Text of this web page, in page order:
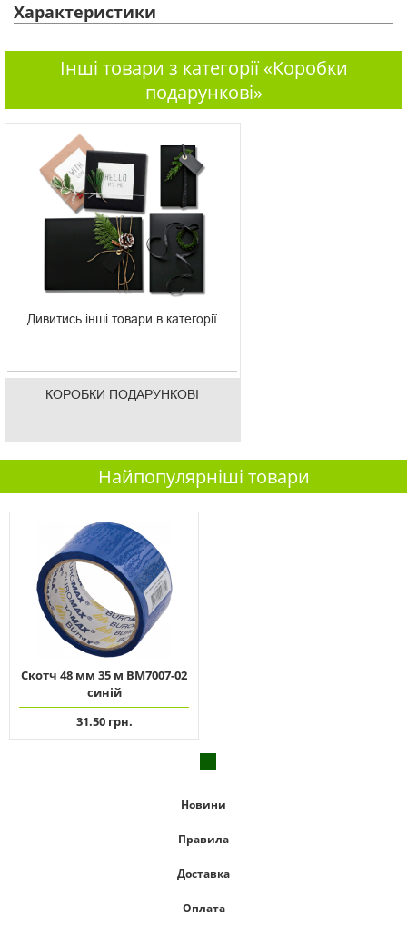
Характеристики
Інші товари з категорії «Коробки
подарункові»
Дивитись інші товари в категорії
КОРОБКИ ПОДАРУНКОВІ
Найпопулярніші товари
Скотч 48 мм 35 м ВМ7007-02
синій
31.50 грн.
Новини
Правила
Доставка
Оплата